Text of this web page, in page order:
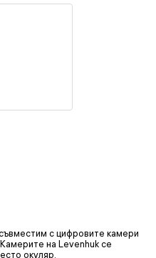
с цифровите камери
на Levenhuk се
окуляр.